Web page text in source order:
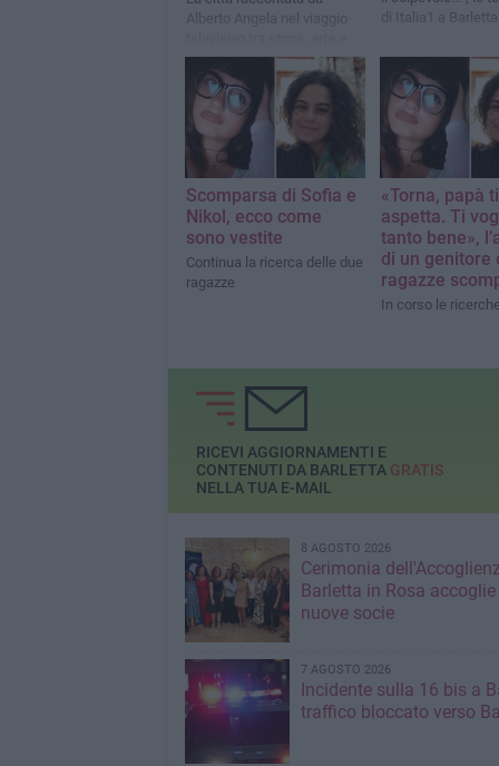
Alberto Angela nel viaggio
tradizioni
di Italia1 a Barletta
Scomparsa di Sofia e
Nikol, ecco come
sono vestite
Continua la ricerca delle due
ragazze
«Torna, papà ti
aspetta. Ti
tanto bene»,
di un genitore
ragazze
In corso le ricerche
RICEVI AGGIORNAMENTI E
CONTENUTI DA BARLETTA GRATIS
NELLA TUA E-MAIL
8 AGOSTO 2026
Cerimonia
Barletta in Rosa accoglie
nuove socie
7 AGOSTO 2026
Incidente sulla 16 bis a
traffico bloccato verso